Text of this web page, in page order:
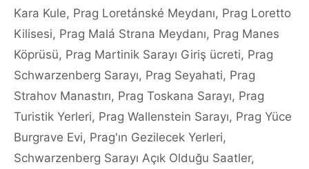
Kara Kule, Prag Loretánské Meydanı, Prag Loretto
Kilisesi, Prag Malá Strana Meydanı, Prag Manes
Köprüsü, Prag Martinik Sarayı Giriş ücreti, Prag
Schwarzenberg Sarayı, Prag Seyahati, Prag
Strahov Manastırı, Prag Toskana Sarayı, Prag
Turistik Yerleri, Prag Wallenstein Sarayı, Prag Yüce
Burgrave Evi, Prag'ın Gezilecek Yerleri,
Schwarzenberg Sarayı Açık Olduğu Saatler,